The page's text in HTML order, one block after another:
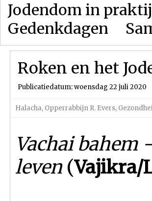
Jodendom in
Gedenkdagen
Roken en het
Publicatiedatum: woensdag 22 juli 2020
Halacha, Opperrabbijn R. Evers,
Vachai bahem
leven(Vajikra/